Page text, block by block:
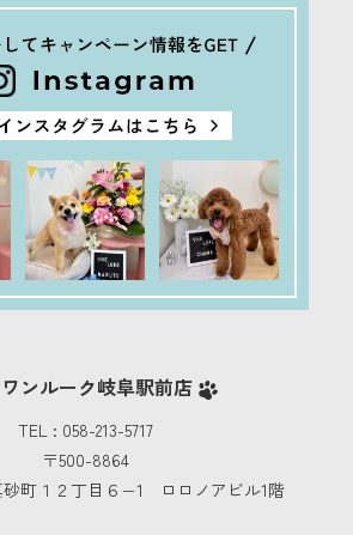
ワンルーク岐阜駅前店
TEL : 058-213-5717
〒500-8864
砂町１２丁目６−1 ロロノアビル1階